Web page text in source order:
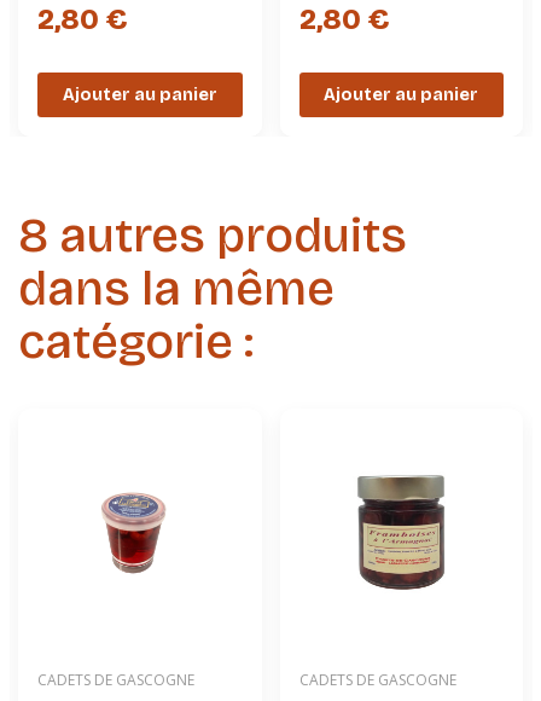
2,80 €
Ajouter au panier
2,80 €
Ajouter au panier
8 autres produits
dans la même
catégorie :
CADETS DE GASCOGNE CADETS DE GASCOGNE